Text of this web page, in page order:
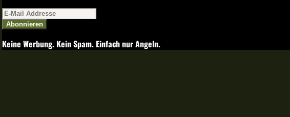
Abonnieren
Keine Werbung. Kein Spam. Einfach nur Angeln.